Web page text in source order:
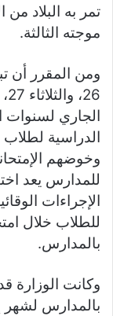
تمر به البلاد
موجته الثالثة.
ومن المقرر أن
الجاري لسنوات
الدراسية لطلاب
وخوضهم
للمدارس يعد
الإجراءات
للطلاب خلال
بالمدارس.
وكانت الوزارة
بالمدارس لشهر